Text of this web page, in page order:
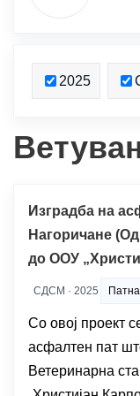
2025
Изградба на
Нагоричане
до ООУ
СДСМ · 2025
Со овој проект
асфалтен пат
Ветеринарна